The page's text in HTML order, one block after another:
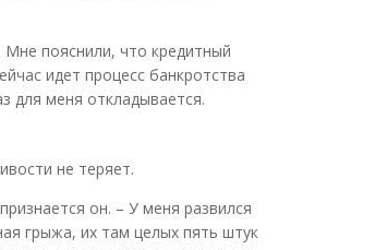
Мне пояснили, что кредитный
идет процесс банкротства
для меня откладывается.
не теряет.
он. – У меня развился
грыжа, их там целых пять штук